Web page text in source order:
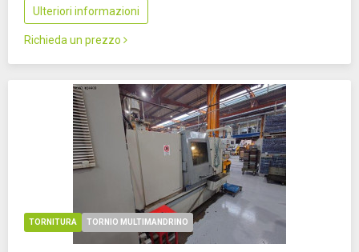
Ulteriori informazioni
Richieda un prezzo
TORNITURA TORNIO MULTIMANDRINO